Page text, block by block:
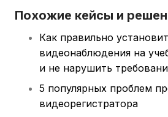
Похожие кейсы и
Как правильно
видеонаблюдения на
и не нарушить
5 популярных проблем
видеорегистратора